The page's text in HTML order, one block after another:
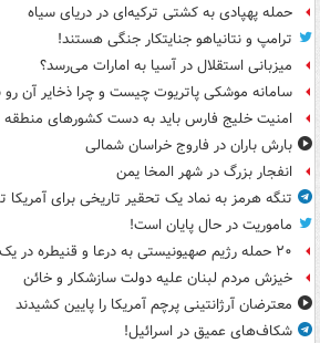
حمله پهپادی به کشتی ترکیه‌ای در دریای سیاه
ترامپ و نتانیاهو جنایتکار جنگی هستند!
میزبانی استقلال در آسیا به امارات می‌رسد؟
سامانه موشکی پاتریوت چیست و چرا ذخایر آن رو
امنیت خلیج فارس باید به دست کشورهای منطقه
بارش باران در فاروج خراسان شمالی
انفجار بزرگ در شهر المخا یمن
تنگه هرمز به نماد یک تحقیر تاریخی برای آمریکا
ماموریت در حال پایان است!
۲۰ حمله رژیم صهیونیستی به درعا و قنیطره در یک هفته
خیزش مردم لبنان علیه دولت سازشکار و خائن
معترضان آرژانتینی پرچم آمریکا را پایین کشیدند
شکاف‌های عمیق در اسرائیل!